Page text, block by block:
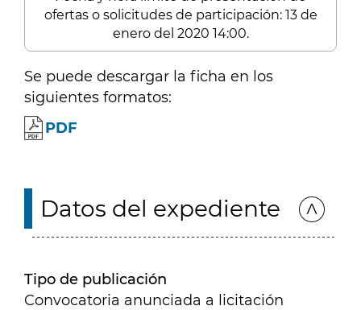
ofertas o solicitudes de participación: 13 de
enero del 2020 14:00.
Se puede descargar la ficha en los
siguientes formatos:
PDF
Datos del expediente
Tipo de publicación
Convocatoria anunciada a licitación